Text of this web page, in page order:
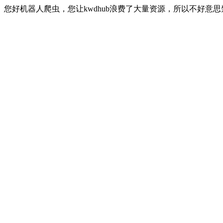
您好机器人爬虫，您让kwdhub浪费了大量资源，所以不好意思